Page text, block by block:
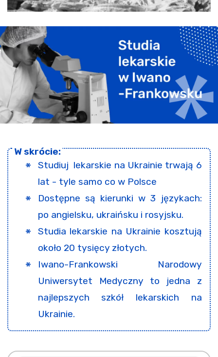
Studiuj lekarskie na Ukrainie trwają 6
lat - tyle samo co w Polsce
Dostępne są kierunki w 3 językach:
po angielsku, ukraińsku i rosyjsku.
Studia lekarskie na Ukrainie kosztują
około 20 tysięcy złotych.
Iwano-Frankowski Narodowy
Uniwersytet Medyczny to jedna z
najlepszych szkół lekarskich na
Ukrainie.